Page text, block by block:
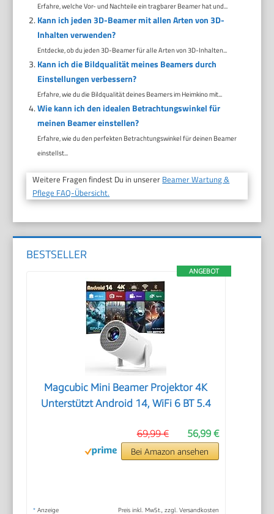
Erfahre, welche Vor- und Nachteile ein tragbarer Beamer hat und...
Kann ich jeden 3D-Beamer mit allen Arten von 3D-
Inhalten verwenden?
Entdecke, ob du jeden 3D-Beamer für alle Arten von 3D-Inhalten...
Kann ich die Bildqualität meines Beamers durch
Einstellungen verbessern?
Erfahre, wie du die Bildqualität deines Beamers im Heimkino mit...
Wie kann ich den idealen Betrachtungswinkel für
meinen Beamer einstellen?
Erfahre, wie du den perfekten Betrachtungswinkel für deinen Beamer
einstellst...
Weitere Fragen findest Du in unserer Beamer Wartung &
Pflege FAQ-Übersicht.
BESTSELLER
ANGEBOT
Magcubic Mini Beamer Projektor 4K
Unterstützt Android 14, WiFi 6 BT 5.4
56,99 €
69,99 €
Bei Amazon ansehen
* Anzeige Preis inkl. MwSt., zzgl. Versandkosten